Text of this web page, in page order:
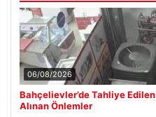
06/08/2026
Bahçelievler’de Tahliye
Alınan Önlemler